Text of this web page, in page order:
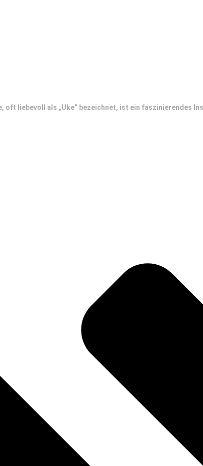
oft liebevoll als „Uke“ bezeichnet, ist ein faszinierendes